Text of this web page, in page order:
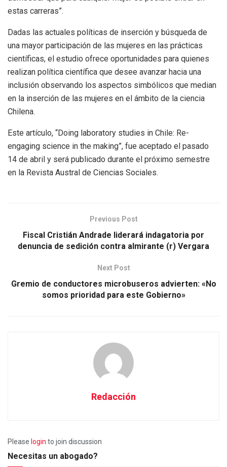
estas carreras”.
Dadas las actuales políticas de inserción y búsqueda de
una mayor participación de las mujeres en las prácticas
científicas, el estudio ofrece oportunidades para quienes
realizan política científica que desee avanzar hacia una
inclusión observando los aspectos simbólicos que median
en la inserción de las mujeres en el ámbito de la ciencia
Chilena.
Este artículo, “Doing laboratory studies in Chile: Re-
engaging science in the making”, fue aceptado el pasado
14 de abril y será publicado durante el próximo semestre
en la Revista Austral de Ciencias Sociales.
Previous Post
Fiscal Cristián Andrade liderará indagatoria por
denuncia de sedición contra almirante (r) Vergara
Next Post
Gremio de conductores microbuseros advierten: «No
somos prioridad para este Gobierno»
Redacción
Please login to join discussion
Necesitas un abogado?